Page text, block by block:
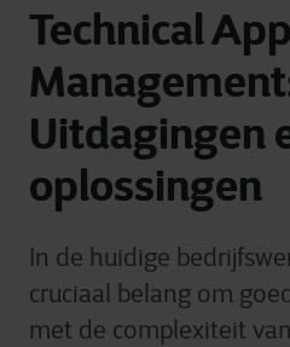
Technical
Uitdagingen
oplossingen
In de huidige
cruciaal belang om
met de complexiteit